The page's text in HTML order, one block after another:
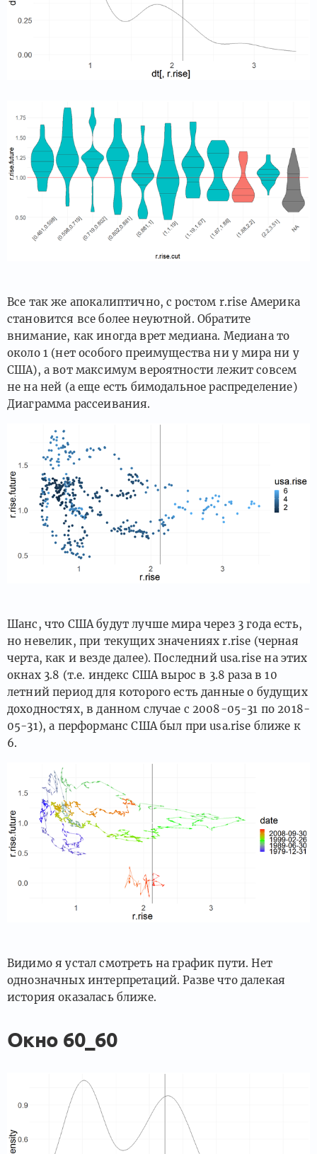
Все так же апокалиптично, с ростом r.rise Америка
становится все более неуютной. Обратите
внимание, как иногда врет медиана. Медиана то
около 1 (нет особого преимущества ни у мира ни у
США), а вот максимум вероятности лежит совсем
не на ней (а еще есть бимодальное распределение)
Диаграмма рассеивания.
Шанс, что США будут лучше мира через 3 года есть,
но невелик, при текущих значениях r.rise (черная
черта, как и везде далее). Последний usa.rise на этих
окнах 3.8 (т.е. индекс США вырос в 3.8 раза в 10
летний период для которого есть данные о будущих
доходностях, в данном случае с 2008-05-31 по 2018-
05-31), а перформанс США был при usa.rise ближе к
6.
Видимо я устал смотреть на график пути. Нет
однозначных интерпретаций. Разве что далекая
история оказалась ближе.
Окно 60_60